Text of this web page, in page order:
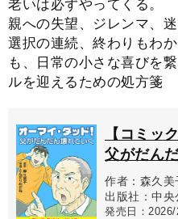
老いは必ずやってくる。
親への失望、ジレンマ、
選択の連続、終わりもわ
も、日常の小さな喜びを
ルを迎えるための処方箋
【コミッ
父がだん
作者：森久美
出版社：中央
発売日：